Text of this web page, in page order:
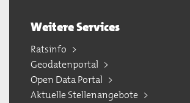
Weitere Services
Ratsinfo
Geodatenportal
Open Data Portal
Aktuelle Stellenangebote